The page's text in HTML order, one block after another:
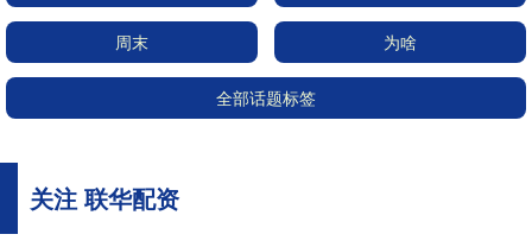
周末 为啥
全部话题标签
关注 联华配资